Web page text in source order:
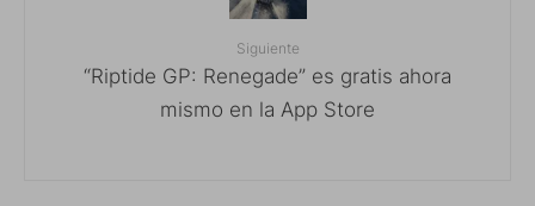
Siguiente
“Riptide GP: Renegade” es gratis ahora
mismo en la App Store